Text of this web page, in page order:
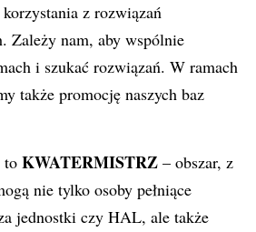
z rozwiązań
Zależy nam, aby wspólnie
i szukać rozwiązań. W ramach
także promocję naszych baz
to KWATERMISTRZ – obszar, z
nie tylko osoby pełniące
jednostki czy HAL, ale także